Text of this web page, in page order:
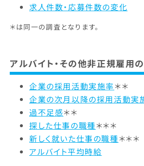
求人件数・応募件数の変化
＊は同一の調査となります。
アルバイト・その他非正規雇用
企業の採用活動実施率＊＊
企業の次月以降の採用活動実
過不足感＊＊
探した仕事の職種＊＊＊
新しく就いた仕事の職種＊＊＊
アルバイト平均時給